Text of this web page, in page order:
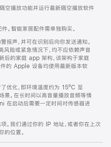
播放功能并运行最新隔空播放软件
智能家居配件需单独购买。
报声，并可在识别后向你发送通知。
风险或紧急情况下，均不应依赖声音
后的家庭 app 架构，该架构于家庭
的 Apple 设备均使用最新版本软
优化，即环境温度约为 15ºC 至
。在长时间以高音量播放音频等情
在启动后需要一定时间对传感器进
。我们通过你的 IP 地址，或者你在上次
的位置。